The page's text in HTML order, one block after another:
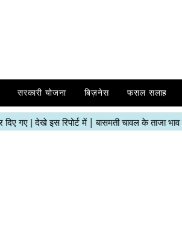
सरकारी योजना बिज़नेस फसल सलाह